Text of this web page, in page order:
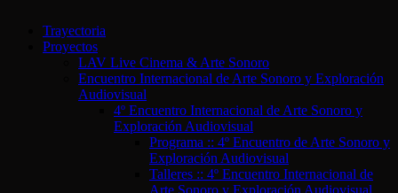
Trayectoria
Proyectos
LAV Live Cinema & Arte Sonoro
Encuentro Internacional de Arte Sonoro y Exploración
Audiovisual
4º Encuentro Internacional de Arte Sonoro y
Exploración Audiovisual
Programa :: 4º Encuentro de Arte Sonoro y
Exploración Audiovisual
Talleres :: 4º Encuentro Internacional de